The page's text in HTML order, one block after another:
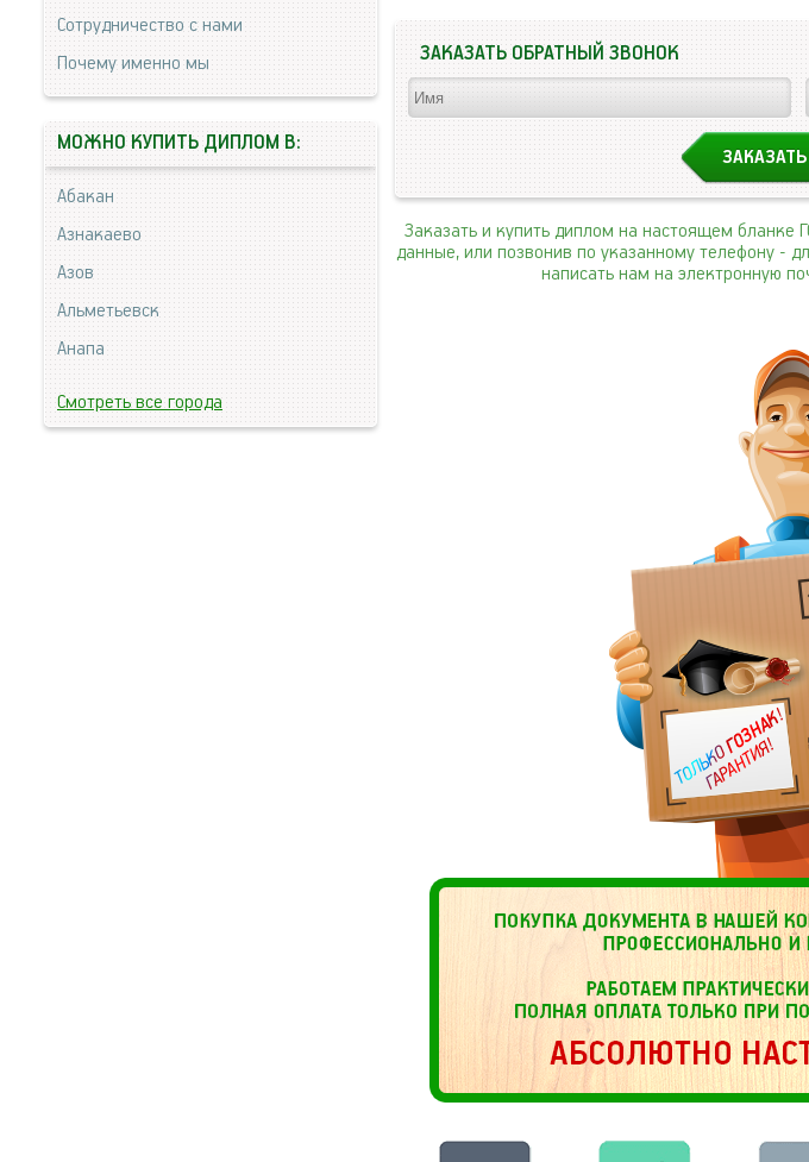
ЗАКАЗАТЬ ОБРАТНЫЙ ЗВОНОК
Заказать и купить диплом на настоящем
данные, или позвонив по указанному телефону -
написать нам на электронную
Сотрудничество с нами
Почему именно мы
МОЖНО КУПИТЬ ДИПЛОМ В:
Абакан
Азнакаево
Азов
Альметьевск
Анапа
Смотреть все города